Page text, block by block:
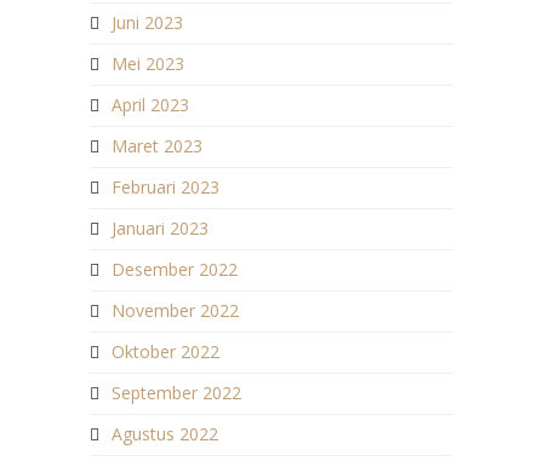
Juni 2023
Mei 2023
April 2023
Maret 2023
Februari 2023
Januari 2023
Desember 2022
November 2022
Oktober 2022
September 2022
Agustus 2022